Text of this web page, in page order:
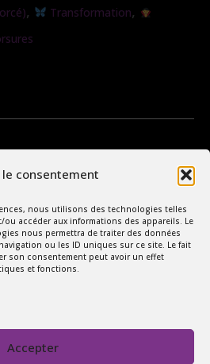
le consentement
nous utilisons des technologies telles
accéder aux informations des appareils. Le
nous permettra de traiter des données
ou les ID uniques sur ce site. Le fait
son consentement peut avoir un effet
et fonctions.
Accepter
, Transformation,
Novel © 2026
des Romances